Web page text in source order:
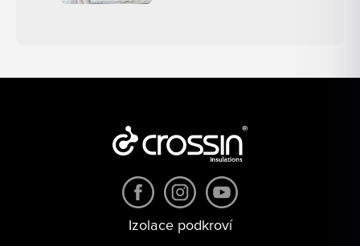
Izolace podkroví